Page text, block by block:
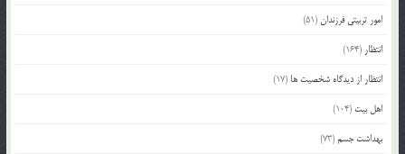
امور تربیتی فرزندان(51)
انتظار (164)
انتظار از دیدگاه شخصیت ها (17)
اهل بیت (104)
بهداشت جسم(73)